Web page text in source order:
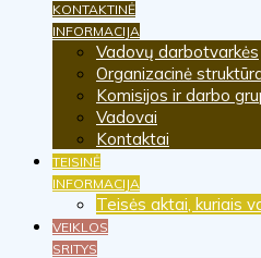
KONTAKTINĖ
INFORMACIJA
Vadovų darbotvarkės
Organizacinė
Komisijos ir darbo
Vadovai
Kontaktai
TEISINĖ
INFORMACIJA
Teisės aktai, kuriais
VEIKLOS
SRITYS